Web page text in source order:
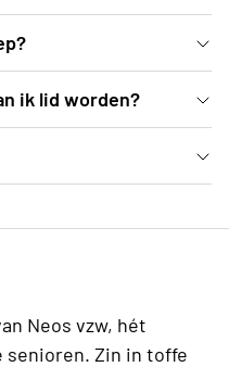
een leuke tijd willen
ik lid worden?
mee dat vele van
Neos vzw, hét
senioren. Zin in toffe